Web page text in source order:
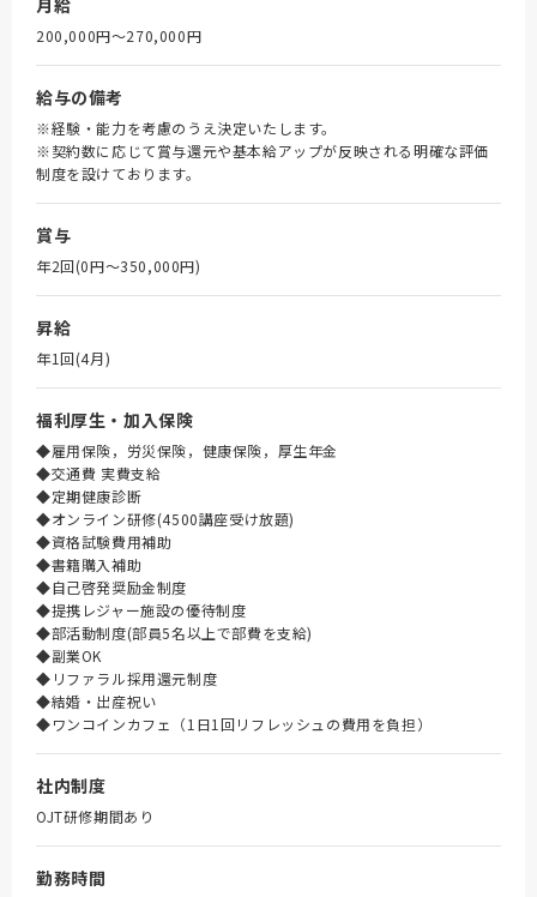
月給
200,000円〜270,000円
給与の備考
※経験・能力を考慮のうえ決定いたします。
※契約数に応じて賞与還元や基本給アップが反映される明確な評価
制度を設けております。
賞与
年2回(0円〜350,000円)
昇給
年1回(4月)
福利厚生・加入保険
◆雇用保険，労災保険，健康保険，厚生年金
◆交通費 実費支給
◆定期健康診断
◆オンライン研修(4500講座受け放題)
◆資格試験費用補助
◆書籍購入補助
◆自己啓発奨励金制度
◆提携レジャー施設の優待制度
◆部活動制度(部員5名以上で部費を支給)
◆副業OK
◆リファラル採用還元制度
◆結婚・出産祝い
◆ワンコインカフェ（1日1回リフレッシュの費用を負担）
社内制度
OJT研修期間あり
勤務時間